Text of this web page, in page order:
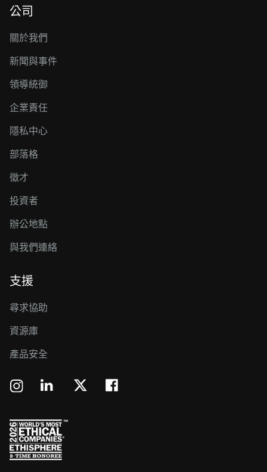
公司
關於我們
新聞與事件
領導統御
企業責任
隱私中心
部落格
徵才
投資者
辦公地點
與我們連絡
支援
尋求協助
資源庫
產品安全